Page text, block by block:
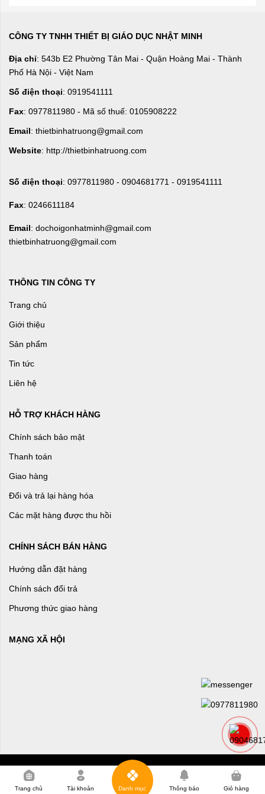
CÔNG TY TNHH THIẾT BỊ GIÁO DỤC NHẬT MINH
Địa chỉ: 543b E2 Phường Tân Mai - Quận Hoàng Mai - Thành
Phố Hà Nội - Việt Nam
Số điện thoại: 0919541111
Fax: 0977811980 - Mã số thuế: 0105908222
Email: thietbinhatruong@gmail.com
Website: http://thietbinhatruong.com
Số điện thoại: 0977811980 - 0904681771 - 0919541111
Fax: 0246611184
Email: dochoigonhatminh@gmail.com
thietbinhatruong@gmail.com
THÔNG TIN CÔNG TY
Trang chủ
Giới thiệu
Sản phẩm
Tin tức
Liên hệ
HỖ TRỢ KHÁCH HÀNG
Chính sách bảo mật
Thanh toán
Giao hàng
Đổi và trả lại hàng hóa
Các mặt hàng được thu hồi
CHÍNH SÁCH BÁN HÀNG
Hướng dẫn đặt hàng
Chính sách đổi trả
Phương thức giao hàng
MẠNG XÃ HỘI
Trang chủ Tài khoản Danh mục Thông báo Giỏ hàng